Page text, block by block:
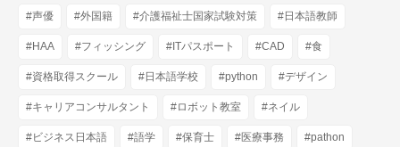
#声優 #外国籍 #介護福祉士国家試験対策 #日本語教師
#HAA #フィッシング #ITパスポート #CAD #食
#資格取得スクール #日本語学校 #python #デザイン
#キャリアコンサルタント #ロボット教室 #ネイル
#ビジネス日本語 #語学 #保育士 #医療事務 #pathon